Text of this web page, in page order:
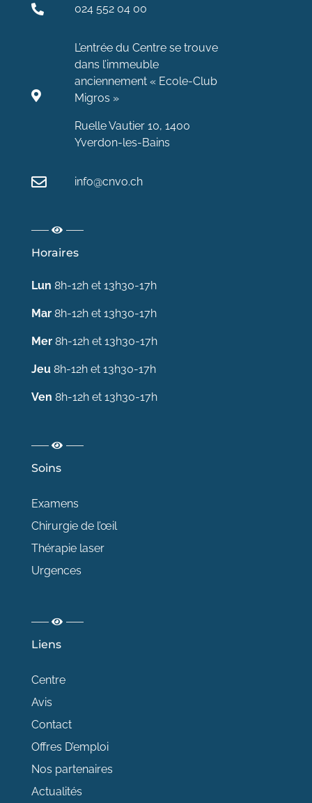
024 552 04 00
L’entrée du Centre se trouve
dans l’immeuble
anciennement « Ecole-Club
Migros »
Ruelle Vautier 10, 1400
Yverdon-les-Bains
info@cnvo.ch
Horaires
Lun 8h-12h et 13h30-17h
Mar8h-12h et 13h30-17h
Mer8h-12h et 13h30-17h
Jeu8h-12h et 13h30-17h
Ven 8h-12h et 13h30-17h
Soins
Examens
Chirurgie de l’œil
Thérapie laser
Urgences
Liens
Centre
Avis
Contact
Offres D’emploi
Nos partenaires
Actualités